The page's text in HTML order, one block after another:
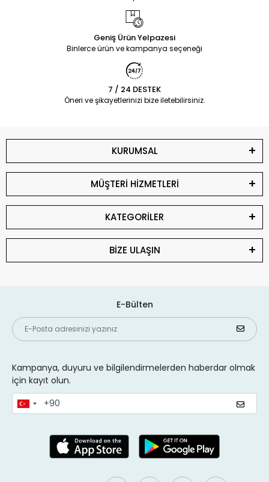
Geniş Ürün Yelpazesi
Binlerce ürün ve kampanya seçeneği
7 / 24 DESTEK
Öneri ve şikayetlerinizi bize iletebilirsiniz.
KURUMSAL
MÜŞTERİ HİZMETLERİ
KATEGORİLER
BİZE ULAŞIN
E-Bülten
Kampanya, duyuru ve bilgilendirmelerden haberdar olmak
için kayıt olun.